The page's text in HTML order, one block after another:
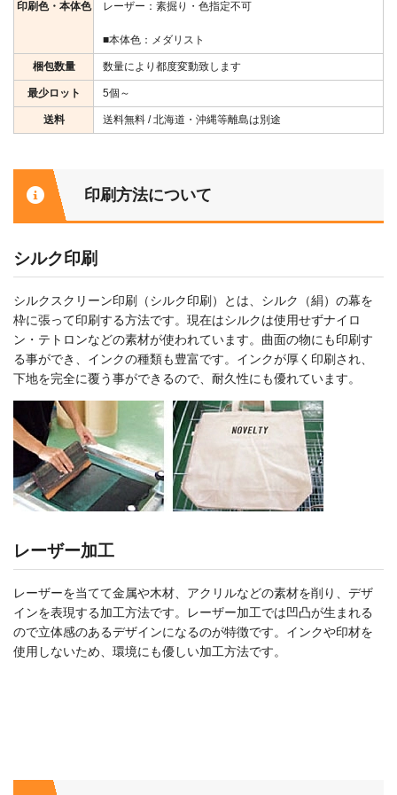
印刷色・本体色 レーザー：素掘り・色指定不可
■本体色：メダリスト
梱包数量 数量により都度変動致します
最少ロット 5個～
送料 送料無料 / 北海道・沖縄等離島は別途
印刷方法について
シルク印刷
シルクスクリーン印刷（シルク印刷）とは、シルク（絹）の幕を
枠に張って印刷する方法です。現在はシルクは使用せずナイロ
ン・テトロンなどの素材が使われています。曲面の物にも印刷す
る事ができ、インクの種類も豊富です。インクが厚く印刷され、
下地を完全に覆う事ができるので、耐久性にも優れています。
レーザー加工
レーザーを当てて金属や木材、アクリルなどの素材を削り、デザ
インを表現する加工方法です。レーザー加工では凹凸が生まれる
ので立体感のあるデザインになるのが特徴です。インクや印材を
使用しないため、環境にも優しい加工方法です。